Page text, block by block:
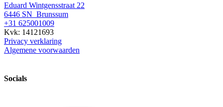
Eduard Wintgensstraat 22
6446 SN Brunssum
+31 625001009
Kvk: 14121693
Privacy verklaring
Algemene voorwaarden
Socials